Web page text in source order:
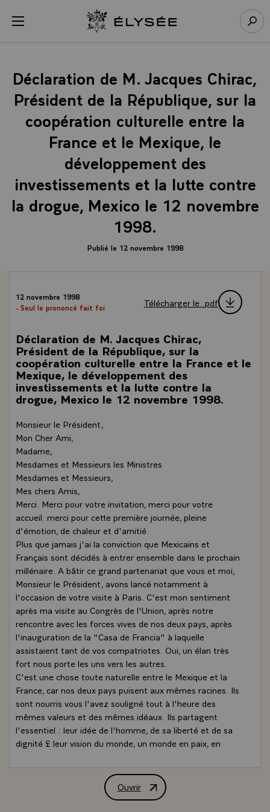
menu Retour à l’accueil Élysée
Déclaration de M. Jacques Chirac,
Président de la République, sur la
coopération culturelle entre la
France et le Mexique, le
développement des
investissements et la lutte contre
la drogue, Mexico le 12 novembre
1998.
Publié le 12 novembre 1998
12 novembre 1998
- Seul le prononcé fait foi
Télécharger le .pdf
Déclaration de M. Jacques Chirac,
Président de la République, sur la
coopération culturelle entre la France et le
Mexique, le développement des
investissements et la lutte contre la
drogue, Mexico le 12 novembre 1998.
Monsieur le Président,
Mon Cher Ami,
Madame,
Mesdames et Messieurs les Ministres
Mesdames et Messieurs,
Mes chers Amis,
Merci. Merci pour votre invitation, merci pour votre
accueil. merci pour cette première journée, pleine
d'émotion, de chaleur et d'amitié.
Plus que jamais j'ai la conviction que Mexicains et
Français sont décidés à entrer ensemble dans le prochain
millénaire. A bâtir ce grand partenariat que vous et moi,
Monsieur le Président, avons lancé notamment à
l'occasion de votre visite à Paris. C'est mon sentiment
après ma visite au Congrès de l'Union, après notre
rencontre avec les forces vives de nos deux pays, après
l'inauguration de la "Casa de Francia" à laquelle
assistaient tant de vos compatriotes. Oui, un élan très
fort nous porte les uns vers les autres.
C'est une chose toute naturelle entre le Mexique et la
France, car nos deux pays puisent aux mêmes racines. Ils
sont nourris vous l'avez souligné tout à l'heure des
mêmes valeurs et des mêmes idéaux. Ils partagent
l'essentiel : leur idée de l'homme, de sa liberté et de sa
dignité £ leur vision du monde, un monde en paix, en
Pour réussir dans un monde globalisé, nous devons être
Ouvrir
Déclaration de M. Jacques Chirac,
Panneau de gestion des cookies